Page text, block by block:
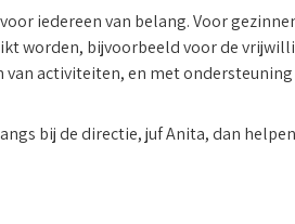
iedereen van belang. Voor
worden, bijvoorbeeld voor de
activiteiten, en met
bij de directie, juf Anita, dan